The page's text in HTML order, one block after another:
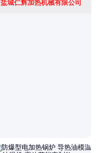
盐城仁辉加热机械有限公司